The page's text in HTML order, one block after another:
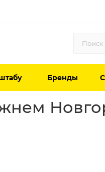
Бренды